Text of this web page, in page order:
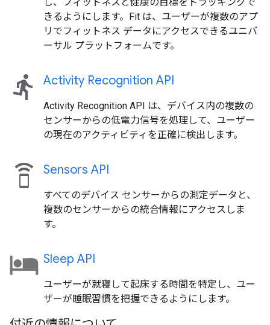
し、フィットネスと健康の目標をトラッキングで
きるようにします。Fit は、ユーザーが複数のアプ
リでフィットネス データにアクセスできるユニバ
ーサル プラットフォームです。
directions_run Activity Recognition API
Activity Recognition API は、デバイス内の複数の
センサーからの低電力信号を処理して、ユーザー
の現在のアクティビティを正確に検出します。
speaker_phone Sensors API
すべてのデバイス センサーからの測定データと、
複数のセンサーからの統合情報にアクセスしま
す。
Sleep API
ユーザーが就寝して起床する時間を特定し、ユー
ザーが睡眠習慣を把握できるようにします。